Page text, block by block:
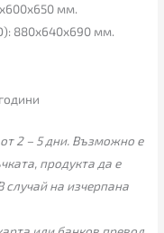
мм.
880x640x690 мм.
2 – 5 дни. Възможно е
продукта да е
случай на изчерпана